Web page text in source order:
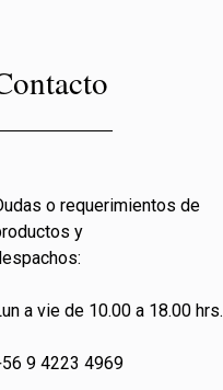
o requerimientos de
y
a vie de 10.00 a 18.00 hrs.
9 4223 4969